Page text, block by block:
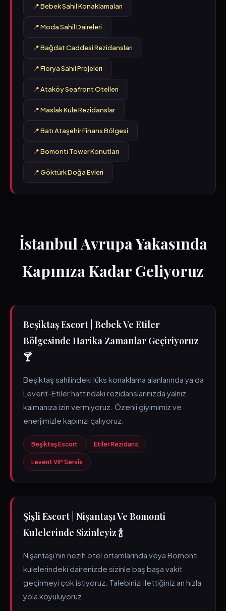
📍 Bebek Sahil Konaklamaları
📍 Moda Sahil Daireleri
📍 Bağdat Caddesi Rezidansları
📍 Florya Sahil Projeleri
📍 Ataköy Seafront Otelleri
📍 Maslak Kule Rezidanslar
📍 Batı Ataşehir Finans Bölgesi
📍 Bomonti Tower Konutları
📍 Göktürk Doğa Evleri
İstanbul Avrupa Yakasında
Kapınıza Kadar Geliyoruz
Beşiktaş Escort | Bebek Ve Etiler
Bölgesinde Harika Zamanlar Geçiriyoruz
🍸
Beşiktaş sahilindeki lüks konaklama alanlarında ya da
Levent-Etiler hattındaki rezidanslarınızda yalnız
kalmanıza izin vermiyoruz. Özenli giyimimiz ve
enerjimizle kapınızı çalıyoruz.
Beşiktaş Escort Etiler Rezidans
Levent VIP Servis
Şişli Escort | Nişantaşı Ve Bomonti
Kulelerinde Sizinleyiz 🍾
Nişantaşı'nın nezih otel ortamlarında veya Bomonti
kulelerindeki dairenizde sizinle baş başa vakit
geçirmeyi çok istiyoruz. Talebinizi ilettiğiniz an hızla
yola koyuluyoruz.